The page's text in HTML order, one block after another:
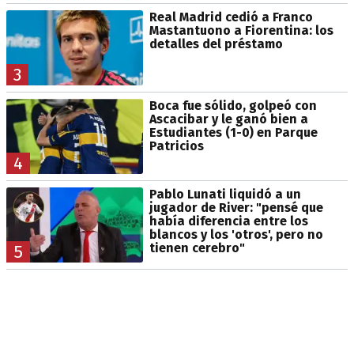
3
Real Madrid cedió a Franco
Mastantuono a Fiorentina: los
detalles del préstamo
4
Boca fue sólido, golpeó con
Ascacibar y le ganó bien a
Estudiantes (1-0) en Parque
Patricios
5
Pablo Lunati liquidó a un
jugador de River: "pensé que
había diferencia entre los
blancos y los 'otros', pero no
tienen cerebro"